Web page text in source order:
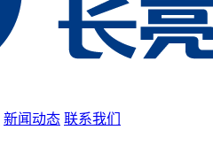
新闻动态 联系我们